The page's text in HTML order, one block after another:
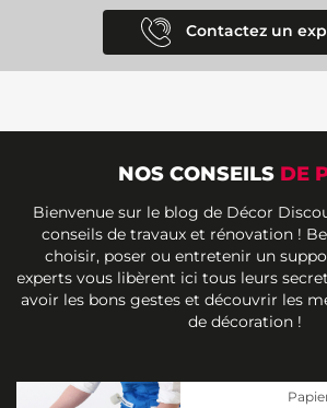
Contactez un
NOS CONSEILS DE
Bienvenue sur le blog de Décor
conseils de travaux et rénovation !
choisir, poser ou entretenir un
experts vous libèrent ici tous leurs
avoir les bons gestes et découvrir les
de décoration !